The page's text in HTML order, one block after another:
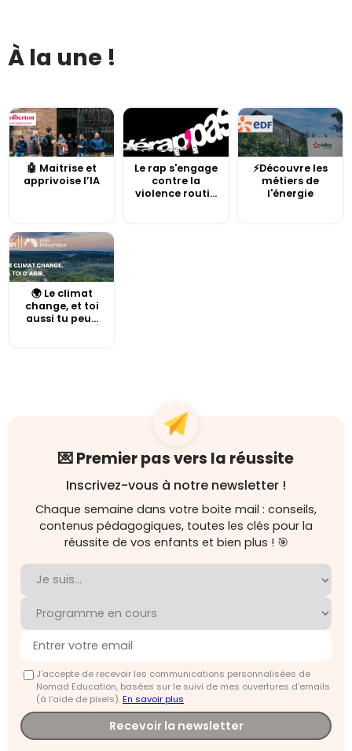
À la une !
🤖 Maitrise et
apprivoise l’IA
Le rap s'engage
contre la
violence routi...
⚡Découvre les
métiers de
l'énergie
🌍 Le climat
change, et toi
aussi tu peu...
💌 Premier pas vers la réussite
Inscrivez-vous à notre newsletter !
Chaque semaine dans votre boite mail : conseils,
contenus pédagogiques, toutes les clés pour la
réussite de vos enfants et bien plus ! 🎯
J'accepte de recevoir les communications personnalisées de
Nomad Education, basées sur le suivi de mes ouvertures d'emails
(à l’aide de pixels).En savoir plus
Recevoir la newsletter